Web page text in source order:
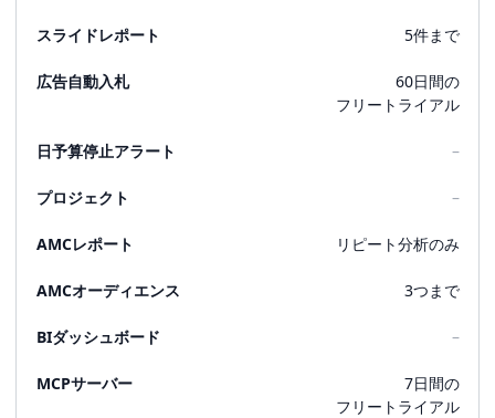
スライドレポート 5件まで
広告自動入札
60日間の
フリートライアル
日予算停止アラート –
プロジェクト –
AMCレポート リピート分析のみ
AMCオーディエンス 3つまで
BIダッシュボード –
MCPサーバー
7日間の
フリートライアル